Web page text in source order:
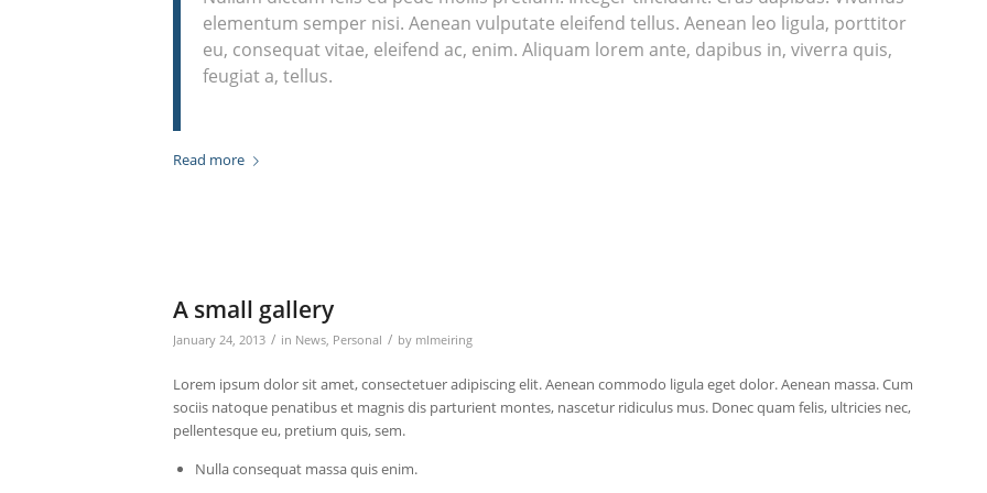
elementum semper nisi. Aenean vulputate eleifend tellus. Aenean leo ligula, porttitor
eu, consequat vitae, eleifend ac, enim. Aliquam lorem ante, dapibus in, viverra quis,
feugiat a, tellus.
Read more
A small gallery
January 24, 2013 / in News, Personal / by mlmeiring
Lorem ipsum dolor sit amet, consectetuer adipiscing elit. Aenean commodo ligula eget dolor. Aenean massa. Cum
sociis natoque penatibus et magnis dis parturient montes, nascetur ridiculus mus. Donec quam felis, ultricies nec,
pellentesque eu, pretium quis, sem.
Nulla consequat massa quis enim.